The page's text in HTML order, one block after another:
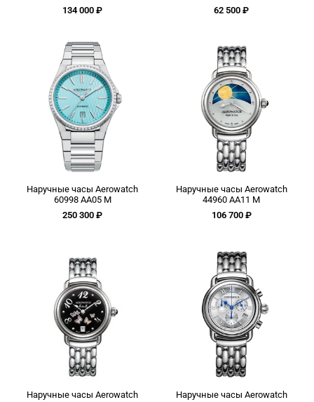
134 000 ₽
62 500 ₽
Наручные часы Aerowatch
60998 AA05 M
250 300 ₽
Наручные часы Aerowatch
44960 AA11 M
106 700 ₽
Наручные часы Aerowatch
Наручные часы Aerowatch